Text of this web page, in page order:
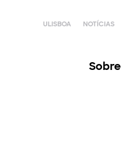
ULISBOA NOTÍCIAS
Sobre